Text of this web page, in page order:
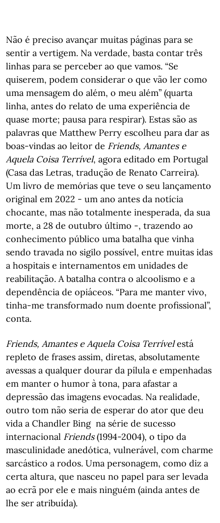
Não é preciso avançar muitas páginas para se
sentir a vertigem. Na verdade, basta contar três
linhas para se perceber ao que vamos. “Se
quiserem, podem considerar o que vão ler como
uma mensagem do além, o meu além” (quarta
linha, antes do relato de uma experiência de
quase morte; pausa para respirar). Estas são as
palavras que Matthew Perry escolheu para dar as
boas-vindas ao leitor de Friends, Amantes e
Aquela Coisa Terrível, agora editado em Portugal
(Casa das Letras, tradução de Renato Carreira).
Um livro de memórias que teve o seu lançamento
original em 2022 - um ano antes da notícia
chocante, mas não totalmente inesperada, da sua
morte, a 28 de outubro último -, trazendo ao
conhecimento público uma batalha que vinha
sendo travada no sigilo possível, entre muitas idas
a hospitais e internamentos em unidades de
reabilitação. A batalha contra o alcoolismo e a
dependência de opiáceos. “Para me manter vivo,
tinha-me transformado num doente profissional”,
conta.
Friends, Amantes e Aquela Coisa Terrívelestá
repleto de frases assim, diretas, absolutamente
avessas a qualquer dourar da pílula e empenhadas
em manter o humor à tona, para afastar a
depressão das imagens evocadas. Na realidade,
outro tom não seria de esperar do ator que deu
vida a Chandler Bing na série de sucesso
internacional Friends(1994-2004), o tipo da
masculinidade anedótica, vulnerável, com charme
sarcástico a rodos. Uma personagem, como diz a
certa altura, que nasceu no papel para ser levada
ao ecrã por ele e mais ninguém (ainda antes de
lhe ser atribuída).